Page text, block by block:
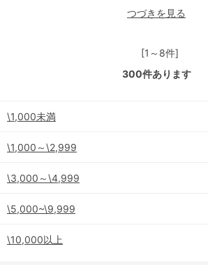
つづきを見る
[1～8件]
300件あります
\1,000未満
\1,000～\2,999
\3,000～\4,999
\5,000~\9,999
\10,000以上